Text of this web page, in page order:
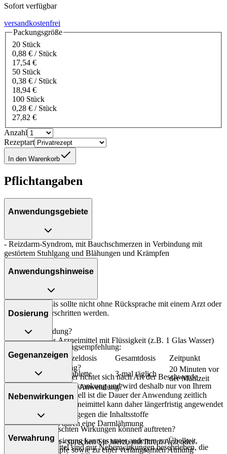
Sofort verfügbar
versandkostenfrei
Packungsgröße
20 Stück
0,88 € / Stück
17,54 €
50 Stück
0,38 € / Stück
18,94 €
100 Stück
0,28 € / Stück
27,82 €
Anzahl
Rezeptart
In den Warenkorb
Pflichtangaben
Anwendungsgebiete
- Reizdarm-Syndrom, mit Bauchschmerzen in Verbindung mit
gestörtem Stuhlgang und Blähungen und Krämpfen
Anwendungshinweise
Die Gesamtdosis sollte nicht ohne Rücksprache mit einem Arzt oder
Apotheker überschritten werden.
Art der Anwendung?
Nehmen Sie das Arzneimittel mit Flüssigkeit (z.B. 1 Glas Wasser)
Dauer der Anwendung?
Die Anwendungsdauer richtet sich nach Art der Beschwerde
und/oder Dauer der Erkrankung und wird deshalb nur von Ihrem
Arzt bestimmt. Prinzipiell ist die Dauer der Anwendung zeitlich
nicht begrenzt, das Arzneimittel kann daher längerfristig angewendet
Bei einer Überdosierung kann es unter anderem zu Übelkeit,
Erbrechen, Krämpfe sowie zu einer verlangsamten Atmung
Dosierung
Allgemeine Dosierungsempfehlung:
Personenkreis
Einzeldosis Gesamtdosis
Zeitpunkt
Erwachsene
1 Tablette 3-mal täglich
20 Minuten vor
der Mahlzeit
Gegenanzeigen
Was spricht gegen eine Anwendung?
- Überempfindlichkeit gegen die Inhaltsstoffe
- Darmverschluss durch eine Darmlähmung
Unter Umständen - sprechen Sie hierzu mit Ihrem Arzt oder
Nebenwirkungen
Welche unerwünschten Wirkungen können auftreten?
Für das Arzneimittel sind nur Nebenwirkungen beschrieben, die
Verwahrung